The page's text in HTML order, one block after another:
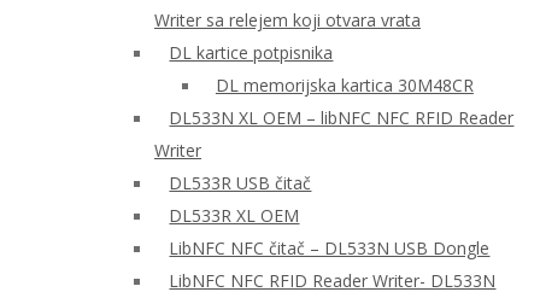
Writer sa relejem koji otvara vrata
DL kartice potpisnika
DL memorijska kartica 30M48CR
DL533N XL OEM – libNFC NFC RFID Reader
Writer
DL533R USB čitač
DL533R XL OEM
LibNFC NFC čitač – DL533N USB Dongle
LibNFC NFC RFID Reader Writer- DL533N